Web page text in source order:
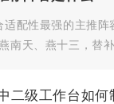
适配性最强的主推阵
南天、燕十三，替
二级工作台如何